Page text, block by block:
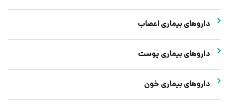
داروهای بیماری اعصاب
داروهای بیماری پوست
داروهای بیماری خون